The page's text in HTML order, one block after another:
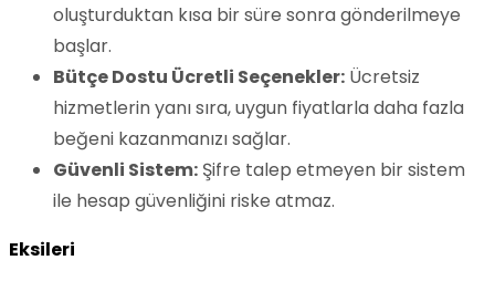
oluşturduktan kısa bir süre sonra gönderilmeye
başlar.
Bütçe Dostu Ücretli Seçenekler: Ücretsiz
hizmetlerin yanı sıra, uygun fiyatlarla daha fazla
beğeni kazanmanızı sağlar.
Güvenli Sistem: Şifre talep etmeyen bir sistem
ile hesap güvenliğini riske atmaz.
Eksileri